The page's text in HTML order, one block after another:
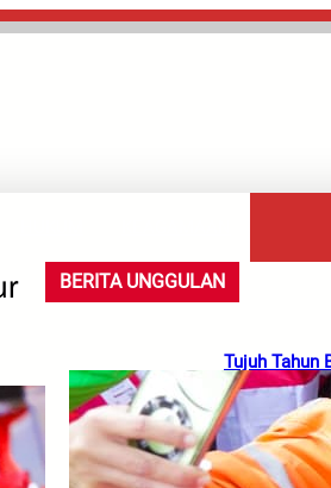
BERITA UNGGULAN
Tujuh Tahun
Terus
Gubernur
Partisipasi